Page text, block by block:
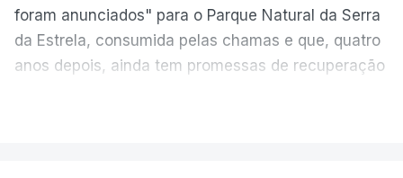
foram anunciados" para o Parque Natural da Serra
da Estrela, consumida pelas chamas e que, quatro
anos depois, ainda tem promessas de recuperação